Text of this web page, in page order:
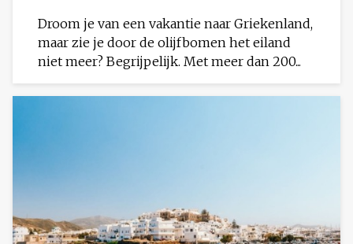
Droom je van een vakantie naar Griekenland,
maar zie je door de olijfbomen het eiland
niet meer? Begrijpelijk. Met meer dan 200...